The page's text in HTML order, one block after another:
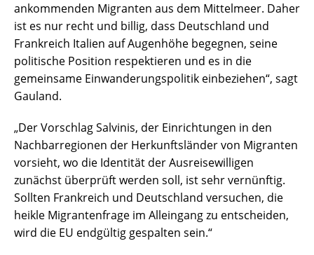
ankommenden Migranten aus dem Mittelmeer. Daher
ist es nur recht und billig, dass Deutschland und
Frankreich Italien auf Augenhöhe begegnen, seine
politische Position respektieren und es in die
gemeinsame Einwanderungspolitik einbeziehen“, sagt
Gauland.
„Der Vorschlag Salvinis, der Einrichtungen in den
Nachbarregionen der Herkunftsländer von Migranten
vorsieht, wo die Identität der Ausreisewilligen
zunächst überprüft werden soll, ist sehr vernünftig.
Sollten Frankreich und Deutschland versuchen, die
heikle Migrantenfrage im Alleingang zu entscheiden,
wird die EU endgültig gespalten sein.“